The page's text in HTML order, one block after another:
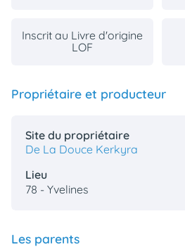
Inscrit au Livre d'origine
LOF
Propriétaire et producteur
Site du propriétaire
De La Douce Kerkyra
Lieu
78 - Yvelines
Les parents